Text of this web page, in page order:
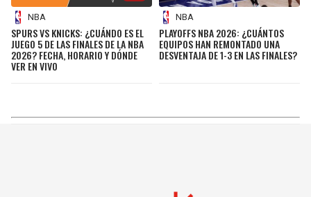
NBA
SPURS VS KNICKS: ¿CUÁNDO ES EL
JUEGO 5 DE LAS FINALES DE LA NBA
2026? FECHA, HORARIO Y DÓNDE
VER EN VIVO
NBA
PLAYOFFS NBA 2026: ¿CUÁNTOS
EQUIPOS HAN REMONTADO UNA
DESVENTAJA DE 1-3 EN LAS FINALES?